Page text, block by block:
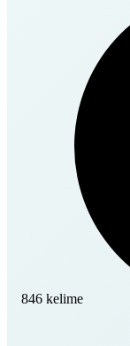
846 kelime